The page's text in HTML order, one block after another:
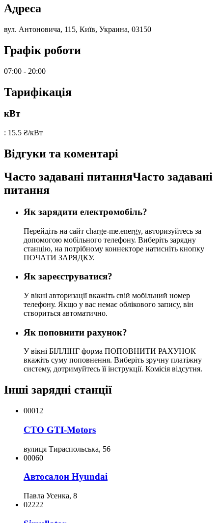
Адреса
вул. Антоновича, 115, Київ, Украина, 03150
Графік роботи
07:00 - 20:00
Тарифікація
кВт
: 15.5 ₴/кВт
Відгуки та коментарі
Часто задавані питанняЧасто задавані
питання
Як зарядити електромобіль?
Перейдіть на сайт charge-me.energy, авторизуйтесь за
допомогою мобільного телефону. Виберіть зарядну
станцію, на потрібному коннекторе натисніть кнопку
ПОЧАТИ ЗАРЯДКУ.
Як зареєструватися?
У вікні авторизації вкажіть свій мобільний номер
телефону. Якщо у вас немає облікового запису, він
створиться автоматично.
Як поповнити рахунок?
У вікні БІЛЛІНГ форма ПОПОВНИТИ РАХУНОК
вкажіть суму поповнення. Виберіть зручну платіжну
систему, дотримуйтесь її інструкції. Комісія відсутня.
Інші зарядні станції
00012
СТО GTI-Motors
вулиця Тираспольська, 56
00060
Автосалон Hyundai
Павла Усенка, 8
02222